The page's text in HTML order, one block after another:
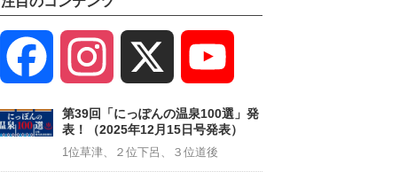
Facebook Instagram
Channel
第39回「にっぽんの温泉100選」発
表！（2025年12月15日号発表）
1位草津、２位下呂、３位道後